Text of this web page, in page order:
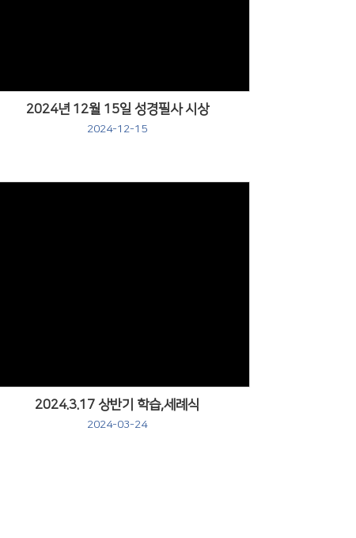
2024년 12월 15일 성경필사 시상
2024-12-15
2024.3.17 상반기 학습,세례식
2024-03-24